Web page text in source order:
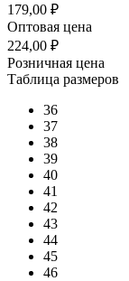
179,00 ₽
Оптовая цена
224,00 ₽
Розничная цена
Таблица размеров
36
37
38
39
40
41
42
43
44
45
46